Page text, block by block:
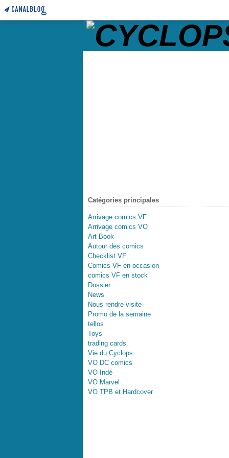
Catégories principales
Arrivage comics VF
Arrivage comics VO
Art Book
Autour des comics
Checklist VF
Comics VF en occasion
comics VF en stock
Dossier
News
Nous rendre visite
Promo de la semaine
tellos
Toys
trading cards
Vie du Cyclops
VO DC comics
VO Indé
VO Marvel
VO TPB et Hardcover